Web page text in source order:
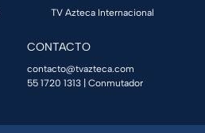
TV Azteca Internacional
CONTACTO
contacto@tvazteca.com
55 1720 1313 | Conmutador